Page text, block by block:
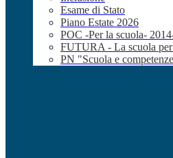
Esame di Stato
Piano Estate 2026
POC -Per la scuola-
FUTURA - La scuola
PN "Scuola e